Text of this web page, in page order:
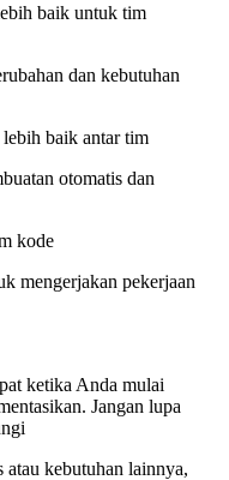
baik untuk tim
dan kebutuhan
baik antar tim
otomatis dan
kode
mengerjakan pekerjaan
ketika Anda mulai
Jangan lupa
kebutuhan lainnya,